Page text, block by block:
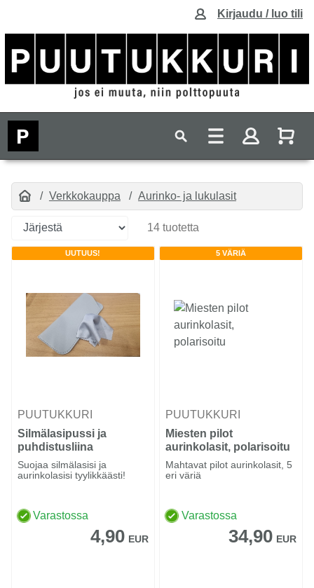
Kirjaudu / luo tili
Verkkokauppa Aurinko- ja lukulasit
14 tuotetta
UUTUUS!
PUUTUKKURI
Silmälasipussi ja
puhdistusliina
Suojaa silmälasisi ja
aurinkolasisi tyylikkäästi!
Varastossa
4,90 EUR
5 VÄRIÄ
PUUTUKKURI
Miesten pilot
aurinkolasit, polarisoitu
Mahtavat pilot aurinkolasit, 5
eri väriä
Varastossa
34,90 EUR